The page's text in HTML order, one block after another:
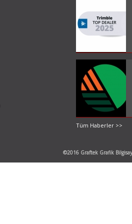
Tüm Haberler >>
©2016 Graftek Grafik